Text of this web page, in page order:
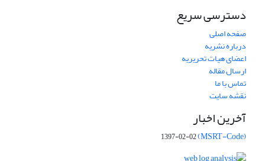
دسترسی سریع
صفحه اصلی
درباره نشریه
اعضای هیات تحریریه
ارسال مقاله
تماس با ما
نقشه سایت
آخرین اخبار
(MSRT-Code)
1397-02-02